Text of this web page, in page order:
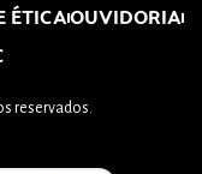
ÉTICAOUVIDORIA
reservados.